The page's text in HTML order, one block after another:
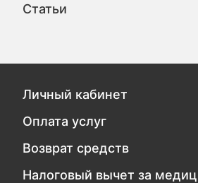
Статьи
Личный кабинет
Оплата услуг
Возврат средств
Налоговый вычет за